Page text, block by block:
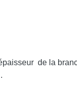
de la